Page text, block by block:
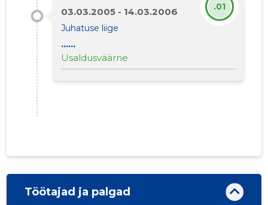
03.03.2005 - 14.03.2006
Juhatuse liige
......
Usaldusväärne
.01
Töötajad ja palgad